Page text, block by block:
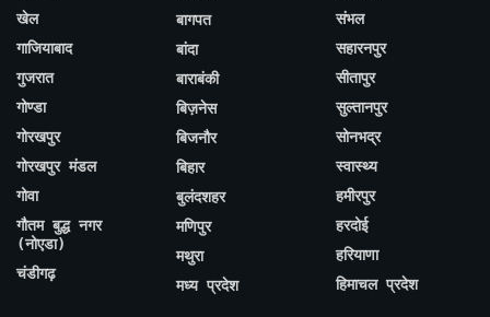
खेल
गाजियाबाद
गुजरात
गोण्डा
गोरखपुर
गोरखपुर मंडल
गोवा
गौतम बुद्ध नगर
(नोएडा)
चंडीगढ़
बागपत
बांदा
बाराबंकी
बिज़नेस
बिजनौर
बिहार
बुलंदशहर
मणिपुर
मथुरा
मध्य प्रदेश
संभल
सहारनपुर
सीतापुर
सुल्तानपुर
सोनभद्र
स्वास्थ्य
हमीरपुर
हरदोई
हरियाणा
हिमाचल प्रदेश